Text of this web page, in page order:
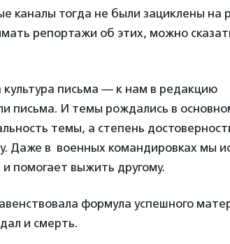
каналы тогда не были зациклены на
репортажи об этих, можно
письма — к нам в редакцию
письма. И темы рождались в
темы, а степень
Даже в военных командировках мы
помогает выжить другому.
формула успешного
и смерть.